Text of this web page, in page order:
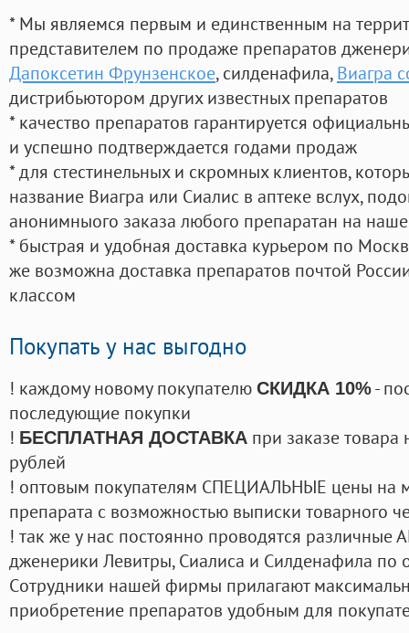
* Мы являемся первым и единственным на
представителем по продаже препаратов
Дапоксетин Фрунзенское, силденафила, Виагра
дистрибьютором других известных препаратов
* качество препаратов гарантируется
и успешно подтверждается годами продаж
* для стестинельных и скромных клиентов,
название Виагра или Сиалис в аптеке вслух,
анонимныого заказа любого препаратан на
* быстрая и удобная доставка курьером по
же возможна доставка препаратов почтой
классом
Покупать у нас выгодно
! каждому новому покупателю СКИДКА 10%-
последующие покупки
! БЕСПЛАТНАЯ ДОСТАВКА при заказе
рублей
! оптовым покупателям СПЕЦИАЛЬНЫЕ цены на
препарата с возможностью выписки товарного
! так же у нас постоянно проводятся
дженерики Левитры, Сиалиса и Силденафила по
Cотрудники нашей фирмы прилагают
приобретение препаратов удобным для